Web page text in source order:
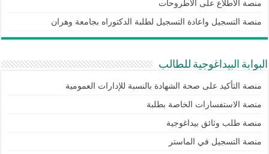
منصة الاطلاع على الأطروحات
منصة التسجيل واعادة التسجيل لطلبة الدكتوراه بجامعة وهران
البوابة البيداغوجية للطالب
منصة التأكيد على صحة الشهادة بالنسبة للإدارات العمومية
منصة الاستفسارات الخاصة بطلبة
منصة طلب وثائق بيداغوجية
منصة التسجيل في الماستر